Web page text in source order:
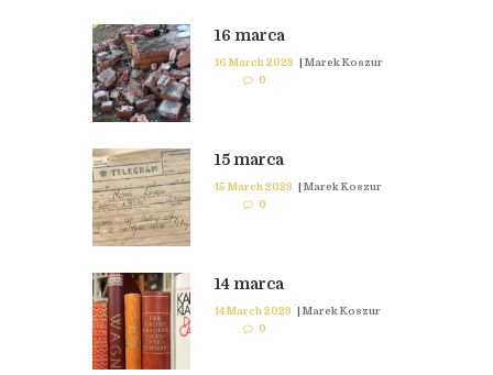
16 marca
16 March 2023
Marek Koszur
0
15 marca
15 March 2023 | Marek Koszur
0
14 marca
14 March 2023 | Marek Koszur
0